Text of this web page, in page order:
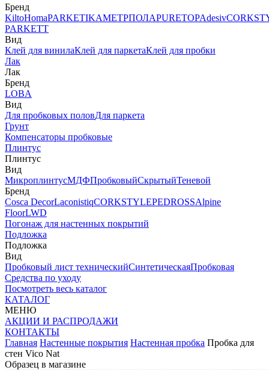
Бренд
KiltoHomaPARKETIKAМЕТРПОЛАPURETOPAdesiv
PARKETT
Вид
Клей для винилаКлей для паркетаКлей для пробки
Лак
Лак
Бренд
LOBA
Вид
Для пробковых половДля паркета
Грунт
Компенсаторы пробковые
Плинтус
Плинтус
Вид
МикроплинтусМДФПробковыйСкрытыйТеневой
Бренд
Cosca DecorLaconistiqCORKSTYLEPEDROSSAlpine
FloorLWD
Погонаж для настенных покрытий
Подложка
Подложка
Вид
Пробковый лист техническийСинтетическаяПробковая
Средства по уходу
Посмотреть весь каталог
КАТАЛОГ
МЕНЮ
АКЦИИ И РАСПРОДАЖИ
КОНТАКТЫ
Главная Настенные покрытия Настенная пробка Пробка для
стен Vico Nat
Образец в магазине